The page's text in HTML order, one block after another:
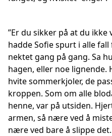
”Er du sikker på at du ikke
hadde Sofie spurt i alle
nektet gang på gang. Sa
hagen, eller noe lignende.
hvite sommerkjoler, de
kroppen. Som om alle
henne, var på utsiden.
armen, så nære ved å
nære ved bare å slippe